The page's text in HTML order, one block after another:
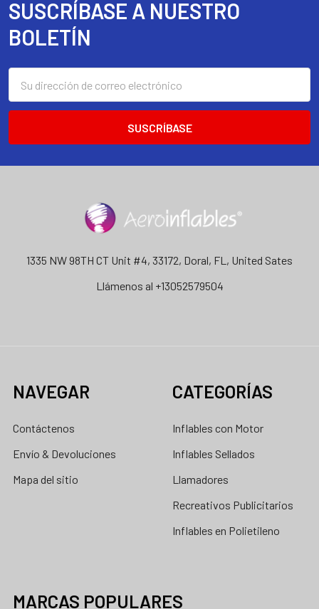
Footer
SUSCRÍBASE A NUESTRO
BOLETÍN
correo
1335 NW 98TH CT Unit #4, 33172, Doral, FL, United Sates
Llámenos al +13052579504
NAVEGAR
Contáctenos
Envío & Devoluciones
Mapa del sitio
CATEGORÍAS
Inflables con Motor
Inflables Sellados
Llamadores
Recreativos Publicitarios
Inflables en Polietileno
MARCAS POPULARES